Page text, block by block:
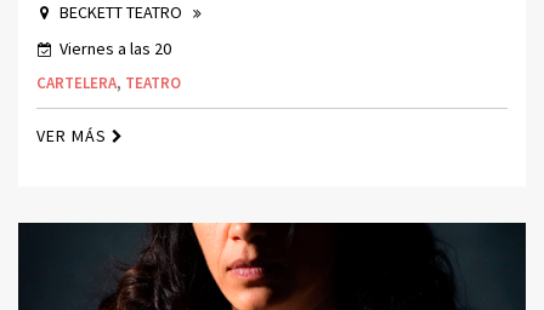
BECKETT TEATRO
Viernes a las 20
CARTELERA, TEATRO
VER MÁS